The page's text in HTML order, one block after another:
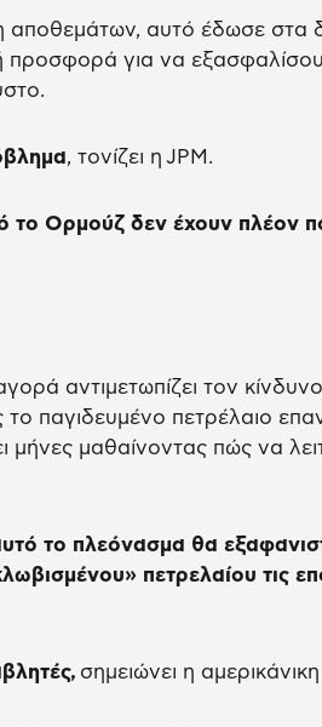
αυτό έδωσε στα
προσφορά για να
, τονίζει η JPM.
το Ορμούζ δεν έχουν πλέον
αντιμετωπίζει τον
παγιδευμένο πετρέλαιο
μαθαίνοντας πώς να
το πλεόνασμα θα
πετρελαίου τις
σημειώνει η